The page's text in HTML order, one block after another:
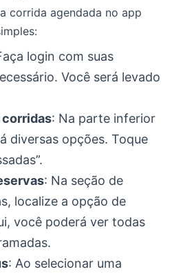
corrida agendada no app
login com suas
Você será levado
corridas: Na parte inferior
diversas opções. Toque
: Na seção de
localize a opção de
você poderá ver todas
: Ao selecionar uma